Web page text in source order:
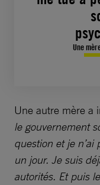
Une
Une autre mère a
le gouvernement
question et je n’ai
un jour. Je suis
autorités. Et puis